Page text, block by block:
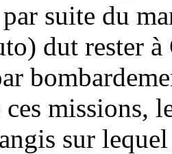
suite du
dut rester
missions,
sur